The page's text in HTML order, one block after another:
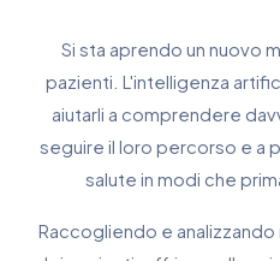
Si sta aprendo un nuovo
pazienti. L'intelligenza
aiutarli a comprendere
seguire il loro percorso e a
salute in modi che
Raccogliendo e